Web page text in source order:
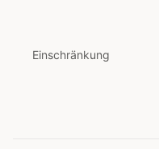
Einschränkung